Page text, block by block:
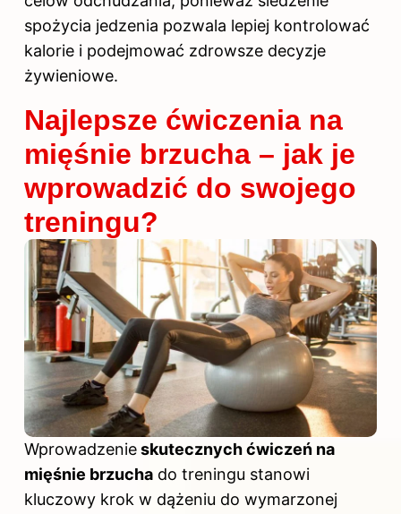
spożycia jedzenia pozwala lepiej kontrolować
kalorie i podejmować zdrowsze decyzje
żywieniowe.
Najlepsze ćwiczenia na
mięśnie brzucha – jak je
wprowadzić do swojego
treningu?
Wprowadzenieskutecznych ćwiczeń na
mięśnie brzucha do treningu stanowi
kluczowy krok w dążeniu do wymarzonej